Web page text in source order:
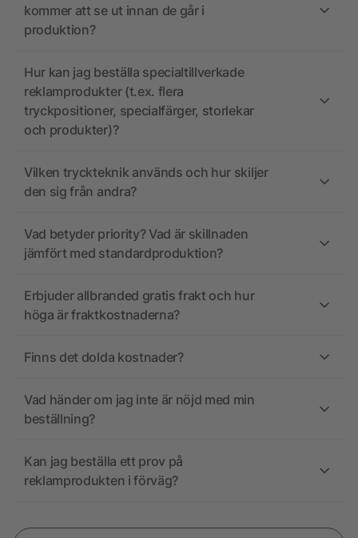
kommer att se ut innan de går i
produktion?
Hur kan jag beställa specialtillverkade
reklamprodukter (t.ex. flera
tryckpositioner, specialfärger, storlekar
och produkter)?
Vilken tryckteknik används och hur skiljer
den sig från andra?
Vad betyder priority? Vad är skillnaden
jämfört med standardproduktion?
Erbjuder allbranded gratis frakt och hur
höga är fraktkostnaderna?
Finns det dolda kostnader?
Vad händer om jag inte är nöjd med min
beställning?
Kan jag beställa ett prov på
reklamprodukten i förväg?